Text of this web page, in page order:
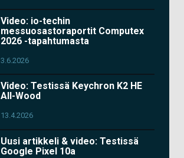
Video: io-techin
messuosastoraportit Computex
2026 -tapahtumasta
3.6.2026
Video: Testissä Keychron K2 HE
All-Wood
13.4.2026
Uusi artikkeli & video: Testissä
Google Pixel 10a